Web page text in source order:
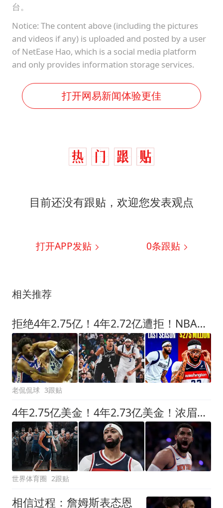
台。
Notice: The content above (including the pictures
and videos if any) is uploaded and posted by a user
of NetEase Hao, which is a social media platform
and only provides information storage services.
打开网易新闻体验更佳
目前还没有跟贴，欢迎您发表观点
打开APP发贴 0条跟贴
相关推荐
拒绝4年2.75亿！4年2.72亿遭拒！NBA两大天才中锋遇冷，该离开了
老侃侃球 3跟贴
4年2.75亿美金！4年2.73亿美金！浓眉和唐斯都该降薪了
世界体育圈 2跟贴
相信过程：詹姆斯表态恩